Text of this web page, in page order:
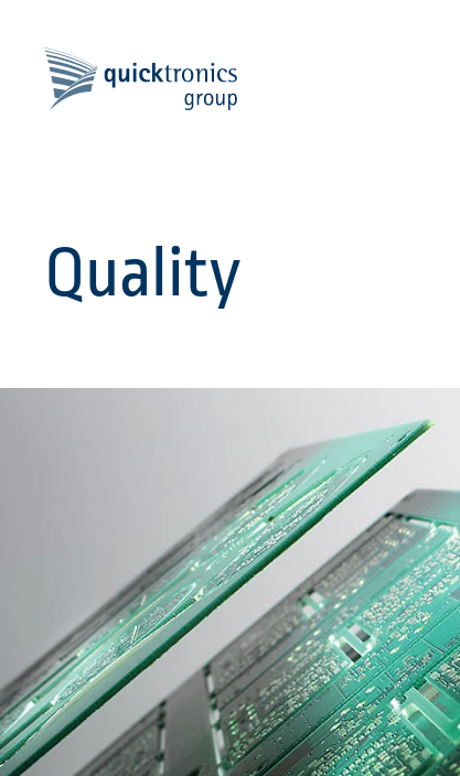
Zum Hauptinhalt springen
Quality